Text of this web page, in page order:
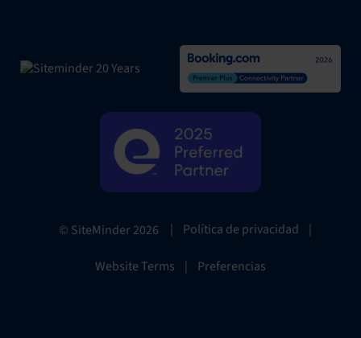
© SiteMinder2026 | Política de privacidad |
Website Terms | Preferencias